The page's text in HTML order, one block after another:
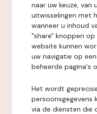
naar uw keuze, van
uitwisselingen met
wanneer u inhoud
"share" knoppen
website kunnen
uw navigatie op
beheerde pagina's
Het wordt
persoonsgegevens
via de diensten die